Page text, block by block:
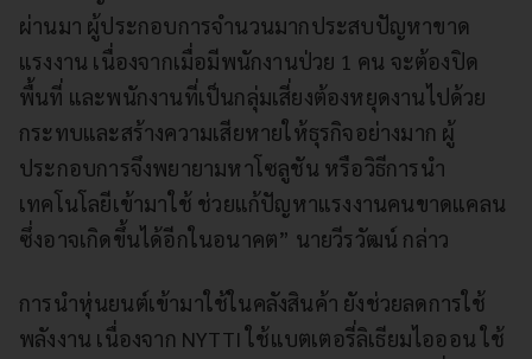
ผ่านมา ผู้ประกอบการจำนวนมากประสบปัญหาขาด
แรงงาน เนื่องจากเมื่อมีพนักงานป่วย 1 คน จะต้องปิด
พื้นที่ และพนักงานที่เป็นกลุ่มเสี่ยงต้องหยุดงานไปด้วย
กระทบและสร้างความเสียหายให้ธุรกิจอย่างมาก ผู้
ประกอบการจึงพยายามหาโซลูชัน หรือวิธีการนำ
เทคโนโลยีเข้ามาใช้ ช่วยแก้ปัญหาแรงงานคนขาดแคลน
ซึ่งอาจเกิดขึ้นได้อีกในอนาคต” นายวีรวัฒน์ กล่าว
การนำหุ่นยนต์เข้ามาใช้ในคลังสินค้า ยังช่วยลดการใช้
พลังงาน เนื่องจาก NYTTI ใช้แบตเตอรี่ลิเธียมไอออน ใช้